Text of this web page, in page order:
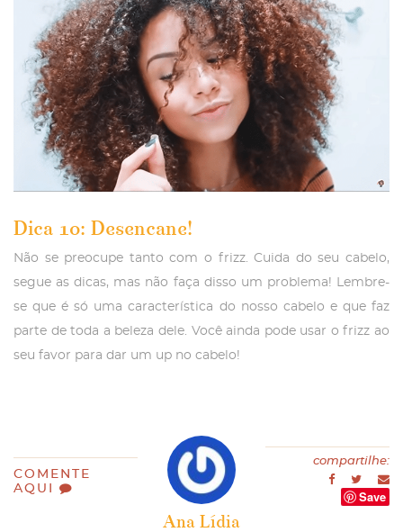
Dica 10: Desencane!
Não se preocupe tanto com o frizz. Cuida do seu cabelo,
segue as dicas, mas não faça disso um problema! Lembre-
se que é só uma característica do nosso cabelo e que faz
parte de toda a beleza dele. Você ainda pode usar o frizz ao
seu favor para dar um up no cabelo!
COMENTE
AQUI
Ana Lídia
compartilhe:
Save